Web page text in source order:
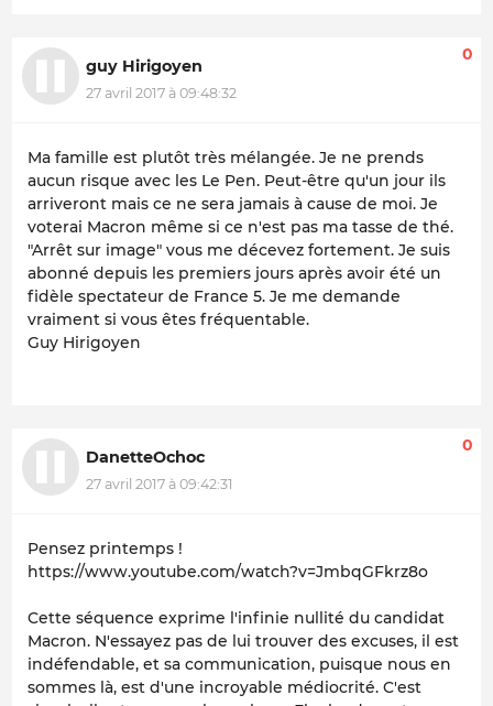
guy Hirigoyen
27 avril 2017 à 09:48:32
0
Ma famille est plutôt très mélangée. Je ne prends
aucun risque avec les Le Pen. Peut-être qu'un jour ils
arriveront mais ce ne sera jamais à cause de moi. Je
voterai Macron même si ce n'est pas ma tasse de thé.
"Arrêt sur image" vous me décevez fortement. Je suis
abonné depuis les premiers jours après avoir été un
fidèle spectateur de France 5. Je me demande
vraiment si vous êtes fréquentable.
Guy Hirigoyen
DanetteOchoc
27 avril 2017 à 09:42:31
0
Pensez printemps !
https://www.youtube.com/watch?v=JmbqGFkrz8o
Cette séquence exprime l'infinie nullité du candidat
Macron. N'essayez pas de lui trouver des excuses, il est
indéfendable, et sa communication, puisque nous en
sommes là, est d'une incroyable médiocrité. C'est